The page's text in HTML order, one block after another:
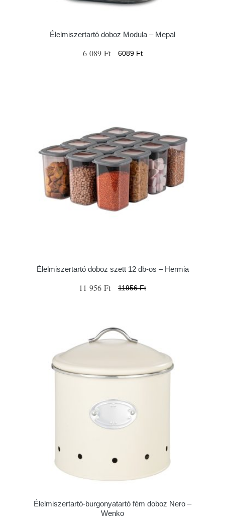
Élelmiszertartó doboz Modula – Mepal
6 089 Ft 6089 Ft
Élelmiszertartó doboz szett 12 db-os – Hermia
11 956 Ft 11956 Ft
Élelmiszertartó-burgonyatartó fém doboz Nero –
Wenko